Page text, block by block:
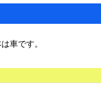
車です。